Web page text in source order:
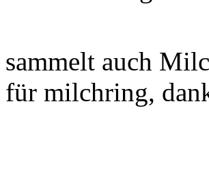
sammelt auch
für milchring,